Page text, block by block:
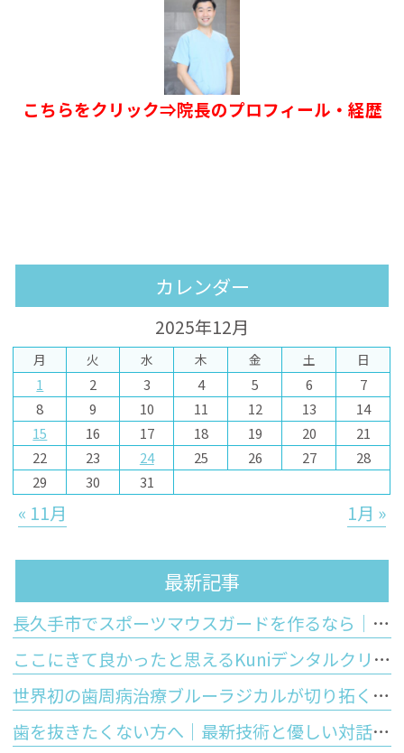
こちらをクリック⇒院長のプロフィール・経歴
カレンダー
2025年12月
月 火 水 木 金 土 日
1 2 3 4 5 6
7
8
9 10 11 12 13
14
15
16 17 18 19 20
21
22
23 24 25 26 27
28
29
30 31
« 11月 1月 »
最新記事
長久手市でスポーツマウスガードを作るなら｜市販品との違いと歯科医院で作るオーダーメイドのメリット
ここにきて良かったと思えるKuniデンタルクリニックの特徴
世界初の歯周病治療ブルーラジカルが切り拓く「歯を残す」未来
歯を抜きたくない方へ｜最新技術と優しい対話で守るあなたの大切な歯